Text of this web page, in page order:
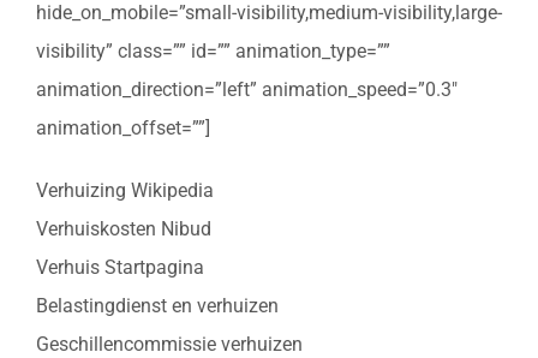
hide_on_mobile=”small-visibility,medium-visibility,large-
visibility” class=”” id=”” animation_type=””
animation_direction=”left” animation_speed=”0.3″
animation_offset=””]
Verhuizing Wikipedia
Verhuiskosten Nibud
Verhuis Startpagina
Belastingdienst en verhuizen
Geschillencommissie verhuizen